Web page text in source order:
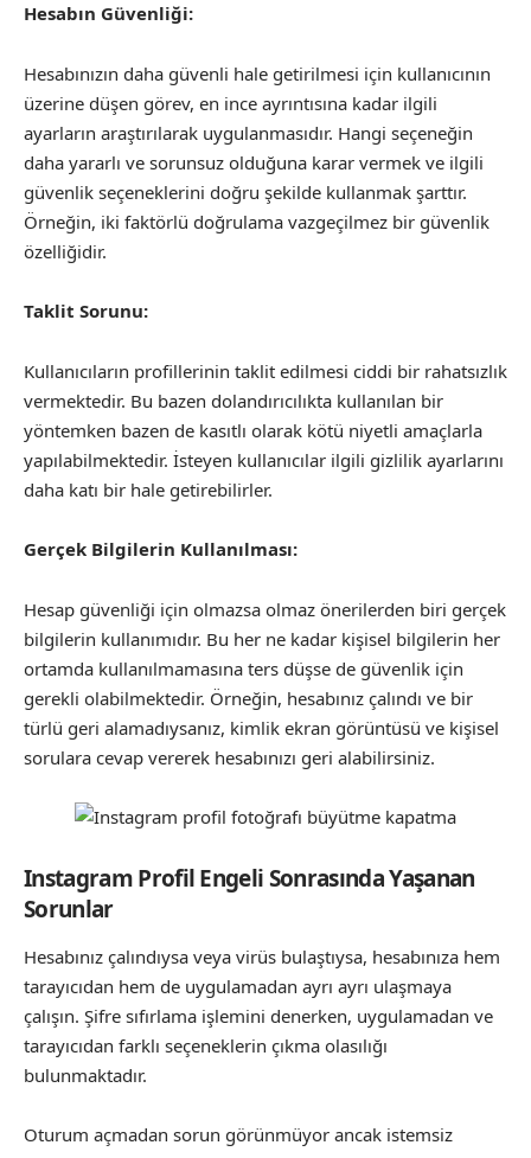
Hesabın Güvenliği:
Hesabınızın daha güvenli hale getirilmesi için kullanıcının
üzerine düşen görev, en ince ayrıntısına kadar ilgili
ayarların araştırılarak uygulanmasıdır. Hangi seçeneğin
daha yararlı ve sorunsuz olduğuna karar vermek ve ilgili
güvenlik seçeneklerini doğru şekilde kullanmak şarttır.
Örneğin, iki faktörlü doğrulama vazgeçilmez bir güvenlik
özelliğidir.
Taklit Sorunu:
Kullanıcıların profillerinin taklit edilmesi ciddi bir rahatsızlık
vermektedir. Bu bazen dolandırıcılıkta kullanılan bir
yöntemken bazen de kasıtlı olarak kötü niyetli amaçlarla
yapılabilmektedir. İsteyen kullanıcılar ilgili gizlilik ayarlarını
daha katı bir hale getirebilirler.
Gerçek Bilgilerin Kullanılması:
Hesap güvenliği için olmazsa olmaz önerilerden biri gerçek
bilgilerin kullanımıdır. Bu her ne kadar kişisel bilgilerin her
ortamda kullanılmamasına ters düşse de güvenlik için
gerekli olabilmektedir. Örneğin, hesabınız çalındı ve bir
türlü geri alamadıysanız, kimlik ekran görüntüsü ve kişisel
sorulara cevap vererek hesabınızı geri alabilirsiniz.
Instagram Profil Engeli Sonrasında Yaşanan
Sorunlar
Hesabınız çalındıysa veya virüs bulaştıysa, hesabınıza hem
tarayıcıdan hem de uygulamadan ayrı ayrı ulaşmaya
çalışın. Şifre sıfırlama işlemini denerken, uygulamadan ve
tarayıcıdan farklı seçeneklerin çıkma olasılığı
bulunmaktadır.
Oturum açmadan sorun görünmüyor ancak istemsiz